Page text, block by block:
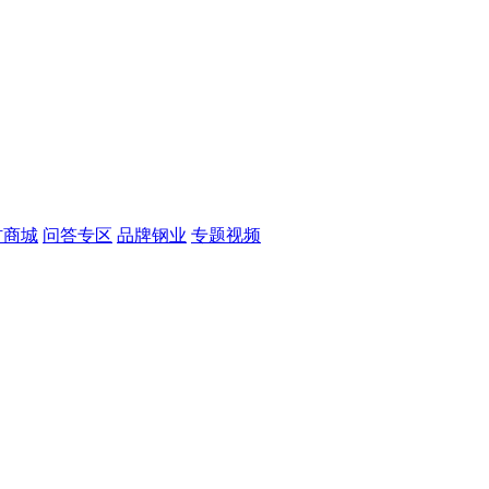
城 问答专区 品牌钢业 专题视频